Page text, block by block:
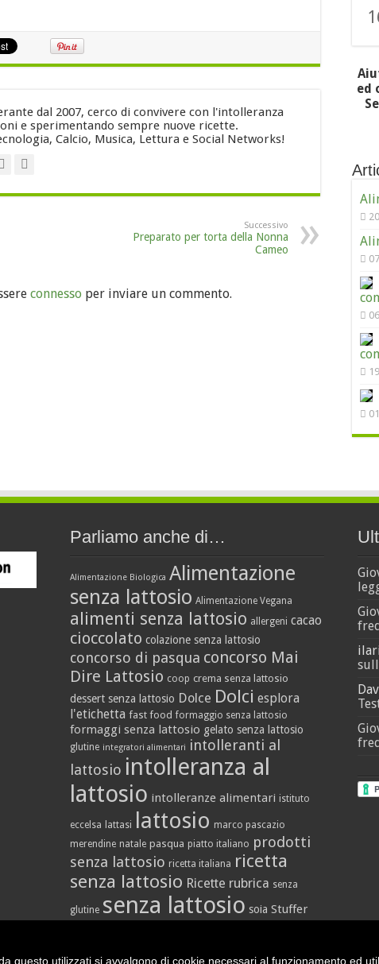
dal 2007, cerco di convivere con l'intolleranza
e sperimentando sempre nuove ricette.
Calcio, Musica, Lettura e Social Networks!
Successivo
Preparato per torta della Nonna
Cameo
connesso per inviare un commento.
ed
Parliamo anche di…
Alimentazione Biologica Alimentazione
senza lattosio Alimentazione Vegana
alimenti senza lattosio allergeni cacao
cioccolato colazione senza lattosio
concorso di pasqua concorso Mai
Dire Lattosio coop crema senza lattosio
dessert senza lattosio Dolce Dolci esplora
l'etichetta fast food formaggio senza lattosio
formaggi senza lattosio gelato senza lattosio
glutine integratori alimentari intolleranti al
lattosio intolleranza al
lattosio intolleranze alimentari istituto
eccelsa lattasi lattosio marco pascazio
merendine natale pasqua piatto italiano prodotti
senza lattosio ricetta italiana ricetta
senza lattosio Ricette rubrica senza
glutine senza lattosio soia Stuffer
questo utilizzati si avvalgono di cookie necessari al funzionamento ed